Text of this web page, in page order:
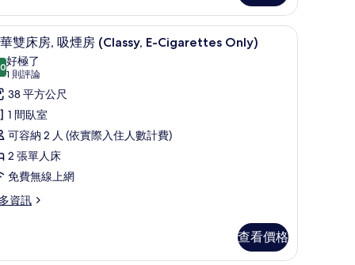
費無線上網 羽絨被、客房內保險箱、遮光布/窗簾、免費
7 雙床房, 吸煙房 (Classy, E-Cigarettes Only)
分，滿分 10 分
好極了
1 則評論
(1
則
評
論)
38 平方公尺
1 間臥室
可容納 2 人 (依實際入住人數計費)
2 張單人床
免費無線上網
資訊
查看價格